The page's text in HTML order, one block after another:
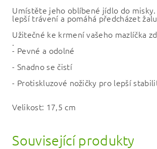
Umístěte jeho oblíbené jídlo do
lepší trávení a pomáhá předcházet
Užitečné ke krmení vašeho mazlíčka
.
- Pevné a odolné
- Snadno se čistí
- Protiskluzové nožičky pro lepší
Velikost: 17,5 cm
Související produkty